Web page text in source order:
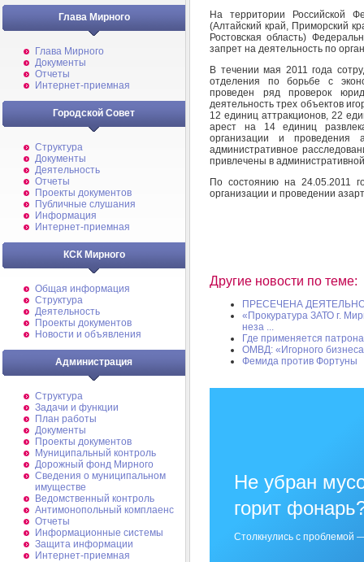
Глава Мирного
Глава Мирного
Документы
Отчеты
Интернет-приемная
Городской Совет
Структура
Документы
Деятельность
Отчеты
Проекты документов
Публичные слушания
Информация
Интернет-приемная
КСК Мирного
Общая информация
Структура
Деятельность
Проекты документов
Новости и объявления
Администрация
Структура
Задачи и функции
План работы
Документы
Проекты документов
Муниципальный контроль
Дорожный фонд Мирного
Cведения о муниципальном
имуществе
Ведомственный контроль
Антимонопольный комплаенс
Отчеты
Информационные системы
Защита информации
Интернет-приемная
На территории Российской
(Алтайский край, Приморский
Ростовская область)
запрет на деятельность по
В течении мая 2011 года
отделения по борьбе с
проведен ряд проверок
деятельность трех объектов
12 единиц аттракционов, 22
арест на 14 единиц
организации и проведения
административное
привлечены в
По состоянию на 24.05.2011
организации и проведении
Другие новости по теме:
ПРЕСЕЧЕНА
«Прокуратура ЗАТО г.
неза ...
Где применяется
ОМВД: «Игорного
Фемида против Фортуны
Не убран
горит
Столкнулись с проблемой